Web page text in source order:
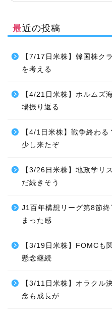
最近の投稿
【7/17日米株】韓国株ク
を考える
【4/21日米株】ホルムズ
場振り返る
【4/1日米株】戦争終わ
少し来たぞ
【3/26日米株】地政学リ
だ続きそう
J1百年構想リーグ第8節
まった感
【3/19日米株】FOMCも
懸念継続
【3/11日米株】オラクル
念も成長が